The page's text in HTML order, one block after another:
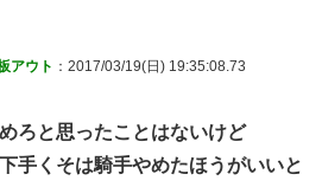
アウト ：2017/03/19(日) 19:35:08.73
ろと思ったことはないけど
手くそは騎手やめたほうがいいと